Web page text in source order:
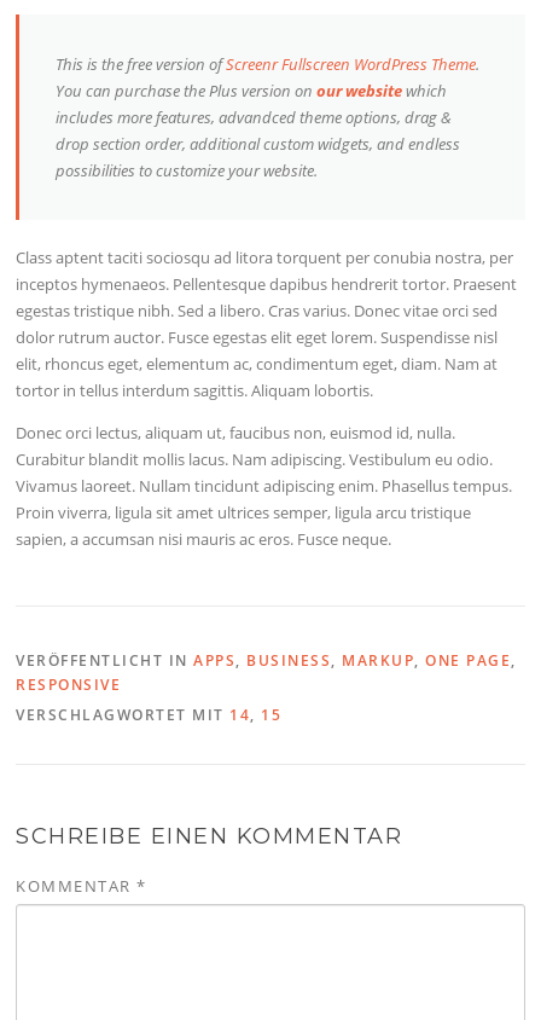
This is the free version ofScreenr Fullscreen WordPress Theme.
You can purchase the Plus version onour websitewhich
includes more features, advandced theme options, drag &
drop section order, additional custom widgets, and endless
possibilities to customize your website.
Class aptent taciti sociosqu ad litora torquent per conubia nostra, per
inceptos hymenaeos. Pellentesque dapibus hendrerit tortor. Praesent
egestas tristique nibh. Sed a libero. Cras varius. Donec vitae orci sed
dolor rutrum auctor. Fusce egestas elit eget lorem. Suspendisse nisl
elit, rhoncus eget, elementum ac, condimentum eget, diam. Nam at
tortor in tellus interdum sagittis. Aliquam lobortis.
Donec orci lectus, aliquam ut, faucibus non, euismod id, nulla.
Curabitur blandit mollis lacus. Nam adipiscing. Vestibulum eu odio.
Vivamus laoreet. Nullam tincidunt adipiscing enim. Phasellus tempus.
Proin viverra, ligula sit amet ultrices semper, ligula arcu tristique
sapien, a accumsan nisi mauris ac eros. Fusce neque.
VERÖFFENTLICHT INAPPS, BUSINESS, MARKUP,ONE PAGE,
RESPONSIVE
VERSCHLAGWORTET MIT 14, 15
SCHREIBE EINEN KOMMENTAR
KOMMENTAR*